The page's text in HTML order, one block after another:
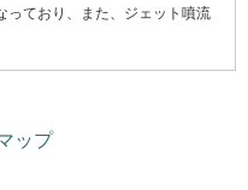
っており、また、ジェット噴流
ップ